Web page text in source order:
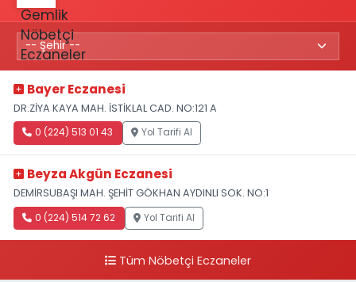
Bayer Eczanesi
DR.ZİYA KAYA MAH. İSTİKLAL CAD. NO:121 A
0 (224) 513 01 43 Yol Tarifi Al
Beyza Akgün Eczanesi
DEMİRSUBAŞI MAH. ŞEHİT GÖKHAN AYDINLI SOK. NO:1
0 (224) 514 72 62 Yol Tarifi Al
Tüm Nöbetçi Eczaneler